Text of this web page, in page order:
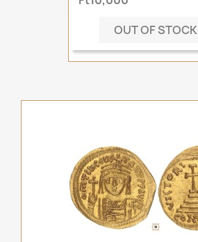
OUT OF STOCK